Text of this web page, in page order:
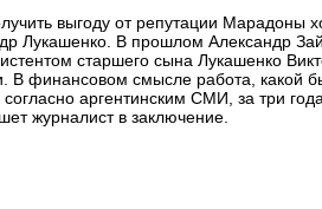
выгоду от репутации
Лукашенко. В прошлом Александр
старшего сына Лукашенко
В финансовом смысле работа, какой
аргентинским СМИ, за три
журналист в заключение.